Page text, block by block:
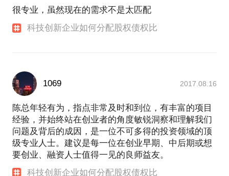
很专业，虽然现在的需求不是太匹配
科技创新企业如何分配股权债权比
1069 2017.08.16
陈总年轻有为，指点非常及时和到位，有丰富的项目
经验，并始终站在创业者的角度敏锐洞察和理解我们
问题及背后的成因，是一位不可多得的投资领域的顶
级专业人士。建议是每一位在创业早期、中后期或想
要创业、融资人士值得一见的良师益友。
科技创新企业如何分配股权债权比